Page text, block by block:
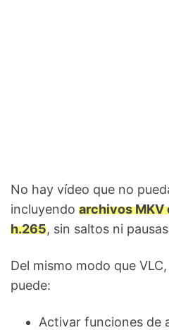
No hay vídeo que no
incluyendo archivos
h.265, sin saltos ni
Del mismo modo que
puede:
Activar funciones de